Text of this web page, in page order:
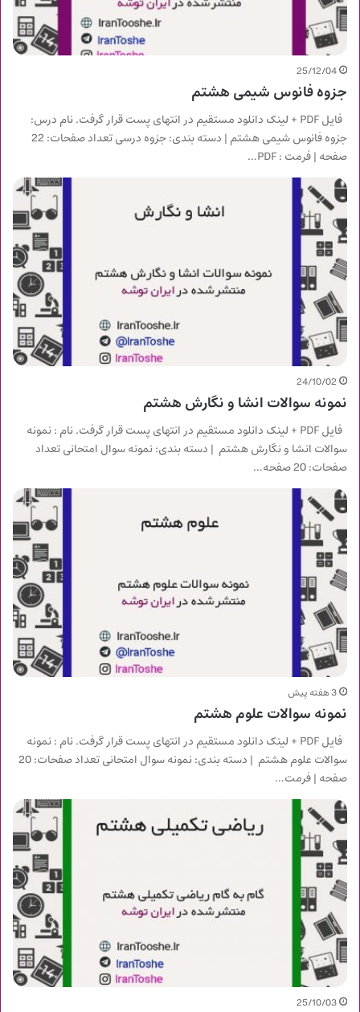
25/12/04
جزوه فانوس شیمی هشتم
فایل PDF + لینک دانلود مستقیم در انتهای پست قرار گرفت. نام درس:
جزوه فانوس شیمی هشتم | دسته بندی: جزوه درسی تعداد صفحات: 22
صفحه | فرمت : PDF…
24/10/02
نمونه سوالات انشا و نگارش هشتم
فایل PDF + لینک دانلود مستقیم در انتهای پست قرار گرفت. نام : نمونه
سوالات انشا و نگارش هشتم | دسته بندی: نمونه سوال امتحانی تعداد
صفحات: 20 صفحه…
3 هفته پیش
نمونه سوالات علوم هشتم
فایل PDF + لینک دانلود مستقیم در انتهای پست قرار گرفت. نام : نمونه
سوالات علوم هشتم | دسته بندی: نمونه سوال امتحانی تعداد صفحات: 20
صفحه | فرمت…
25/10/03